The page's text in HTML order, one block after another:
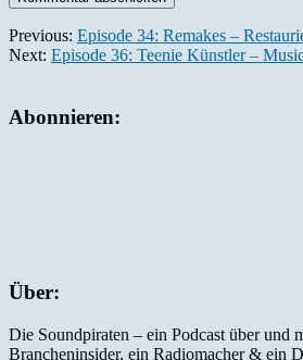
Previous: Episode 34: Remakes –
Next: Episode 36: Teenie Künstler –
Abonnieren:
Über:
Die Soundpiraten – ein Podcast über und
Brancheninsider, ein Radiomacher & ein